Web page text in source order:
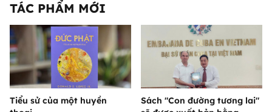
TÁC PHẨM MỚI
Tiểu sử của một huyền
Sách "Con đường tương lai"